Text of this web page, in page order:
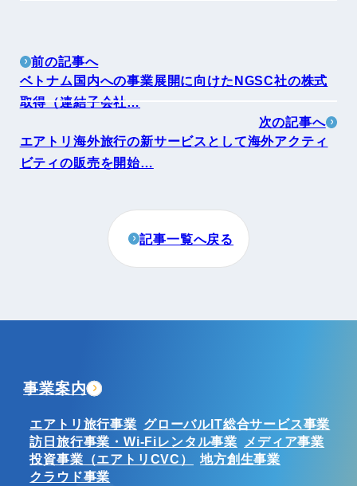
前の記事へ
ベトナム国内への事業展開に向けたNGSC社の株式
取得（連結子会社…
次の記事へ
エアトリ海外旅行の新サービスとして海外アクティ
ビティの販売を開始…
記事一覧へ戻る
事業案内
エアトリ旅行事業 グローバルIT総合サービス事業
訪日旅行事業・Wi-Fiレンタル事業
メディア事業
投資事業（エアトリCVC）
地方創生事業
クラウド事業